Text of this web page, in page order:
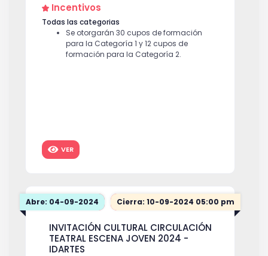
Incentivos
Todas las categorias
Se otorgarán 30 cupos de formación
para la Categoría 1 y 12 cupos de
formación para la Categoría 2.
VER
Abre: 04-09-2024 Cierra: 10-09-2024 05:00 pm
INVITACIÓN CULTURAL CIRCULACIÓN
TEATRAL ESCENA JOVEN 2024 -
IDARTES